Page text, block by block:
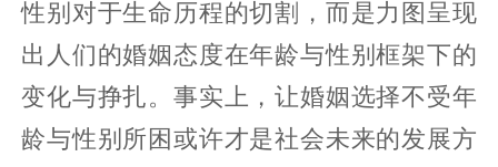
性别对于生命历程的切割，而是力图呈现
出人们的婚姻态度在年龄与性别框架下的
变化与挣扎。事实上，让婚姻选择不受年
龄与性别所困或许才是社会未来的发展方